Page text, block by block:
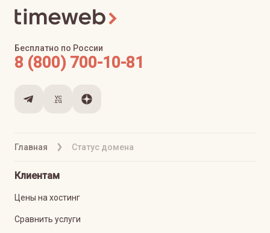
Главная Статус домена
Бесплатно по России
8 (800) 700-10-81
Клиентам
Цены на хостинг
Сравнить услуги